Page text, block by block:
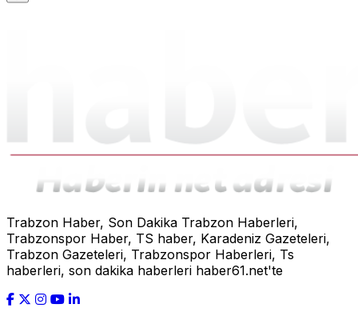
Trabzon Haber, Son Dakika Trabzon Haberleri,
Trabzonspor Haber, TS haber, Karadeniz Gazeteleri,
Trabzon Gazeteleri, Trabzonspor Haberleri, Ts
haberleri, son dakika haberleri haber61.net'te